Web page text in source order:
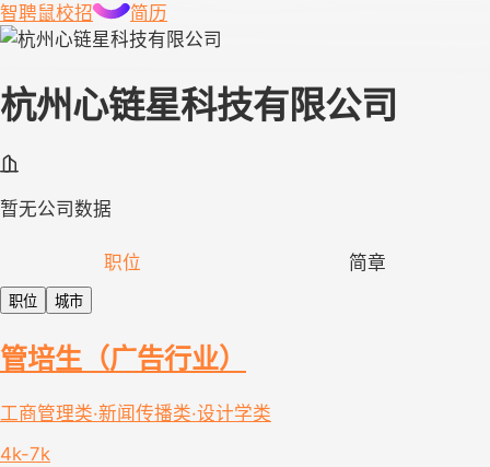
智聘鼠校招 简历
杭州心链星科技有限公司
暂无公司数据
职位 简章
职位 城市
管培生（广告行业）
工商管理类·新闻传播类·设计学类
4k-7k